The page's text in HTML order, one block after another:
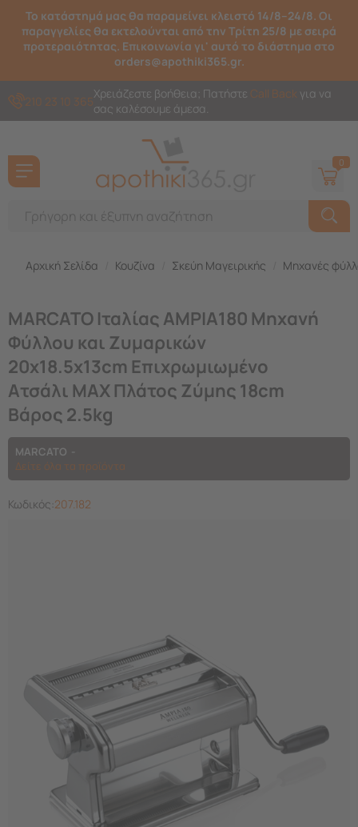
Το κατάστημά μας θα παραμείνει κλειστό 14/8–24/8. Οι
παραγγελίες θα εκτελούνται από την Τρίτη 25/8 με σειρά
προτεραιότητας. Επικοινωνία γι' αυτό το διάστημα στο
orders@apothiki365.gr.
210 23 10 365Χρειάζεστε βοήθεια; Πατήστε Call Back για να
σας καλέσουμε άμεσα.
0
Αρχική Σελίδα Κουζίνα Σκεύη Μαγειρικής Μηχανές
MARCATO Ιταλίας AMPIA180 Μηχανή
Φύλλου και Ζυμαρικών
20x18.5x13cm Επιχρωμιωμένο
Ατσάλι MAX Πλάτος Ζύμης 18cm
Βάρος 2.5kg
ΜARCATO
Δείτε όλα τα προϊόντα
Κωδικός:207.182